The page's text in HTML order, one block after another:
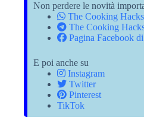
Non perdere le novità
The Cooking Hacks
The Cooking
Pagina Facebook
E poi anche su
Instagram
Twitter
Pinterest
TikTok